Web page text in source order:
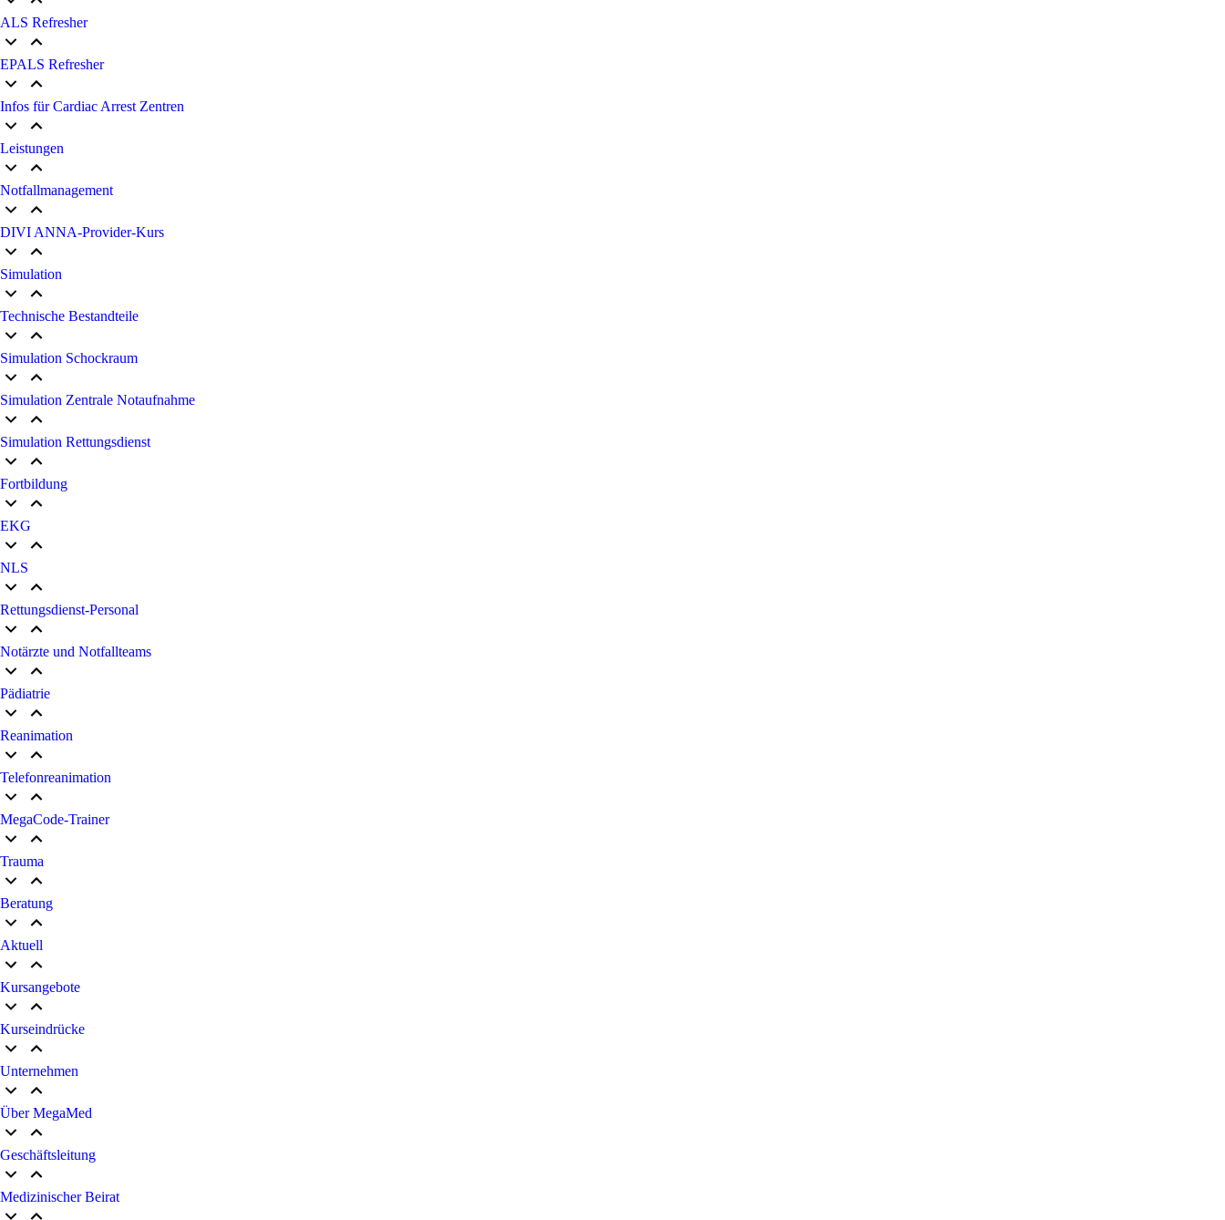
ALS Refresher
EPALS Refresher
Infos für Cardiac Arrest Zentren
Leistungen
Notfallmanagement
DIVI ANNA-Provider-Kurs
Simulation
Technische Bestandteile
Simulation Schockraum
Simulation Zentrale Notaufnahme
Simulation Rettungsdienst
Fortbildung
EKG
NLS
Rettungsdienst-Personal
Notärzte und Notfallteams
Pädiatrie
Reanimation
Telefonreanimation
MegaCode-Trainer
Trauma
Beratung
Aktuell
Kursangebote
Kurseindrücke
Unternehmen
Über MegaMed
Geschäftsleitung
Medizinischer Beirat